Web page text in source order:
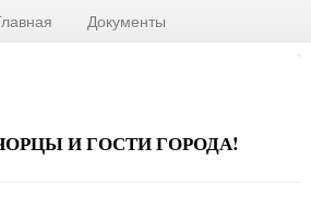
Документы
И ГОСТИ ГОРОДА!